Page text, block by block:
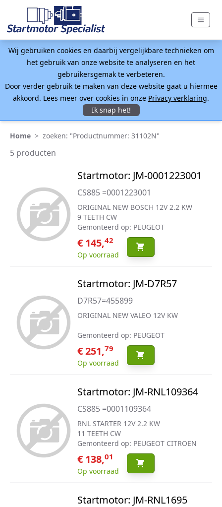
Wij gebruiken cookies en daarbij vergelijkbare technieken om
het gebruik van onze website te analyseren en het
gebruikersgemak te verbeteren.
Door verder gebruik te maken van deze website gaat u hiermee
akkoord. Lees meer over cookies in onze Privacy verklaring.
Ik snap het!
Home > zoeken: "Productnummer: 31102N"
5 producten
Startmotor: JM-0001223001
CS885 =0001223001
ORIGINAL NEW BOSCH 12V 2.2 KW
9 TEETH CW
Gemonteerd op: PEUGEOT
€ 145,42
Op voorraad
Startmotor: JM-D7R57
D7R57=455899
ORIGINAL NEW VALEO 12V KW
Gemonteerd op: PEUGEOT
€ 251,79
Op voorraad
Startmotor: JM-RNL109364
CS885 =0001109364
RNL STARTER 12V 2.2 KW
11 TEETH CW
Gemonteerd op: PEUGEOT CITROEN
€ 138,01
Op voorraad
Startmotor: JM-RNL1695